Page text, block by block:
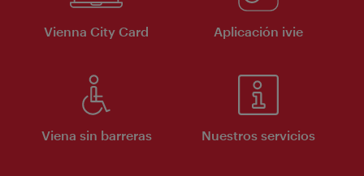
Vienna City Card Aplicación ivie
Viena sin barreras Nuestros servicios